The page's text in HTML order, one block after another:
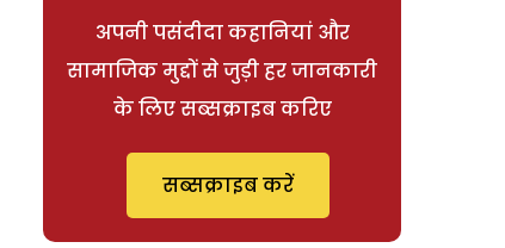
अपनी पसंदीदा कहानियां और
सामाजिक मुद्दों से जुड़ी हर जानकारी
के लिए सब्सक्राइब करिए
सब्सक्राइब करें